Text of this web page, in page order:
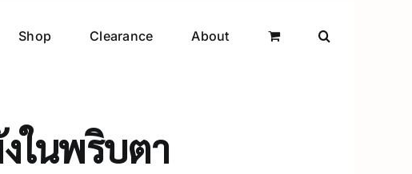
Shop Clearance About
ในพริบตา